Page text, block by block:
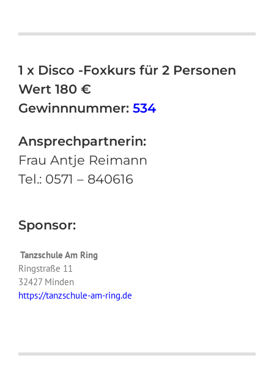
1 x Disco -Foxkurs für 2 Personen
Wert 180 €
Gewinnnummer: 534
Ansprechpartnerin:
Frau Antje Reimann
Tel.: 0571 – 840616
Sponsor:
Tanzschule Am Ring
Ringstraße 11
32427 Minden
https://tanzschule-am-ring.de